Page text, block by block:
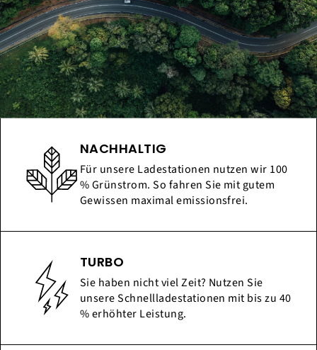
NACHHALTIG
Für unsere Ladestationen nutzen wir 100
% Grünstrom. So fahren Sie mit gutem
Gewissen maximal emissionsfrei.
TURBO
Sie haben nicht viel Zeit? Nutzen Sie
unsere Schnellladestationen mit bis zu 40
% erhöhter Leistung.